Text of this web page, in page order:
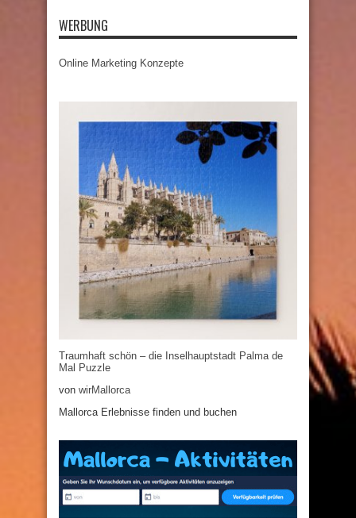
WERBUNG
Online Marketing Konzepte
Traumhaft schön – die Inselhauptstadt Palma de
Mal Puzzle
von wirMallorca
Mallorca Erlebnisse finden und buchen